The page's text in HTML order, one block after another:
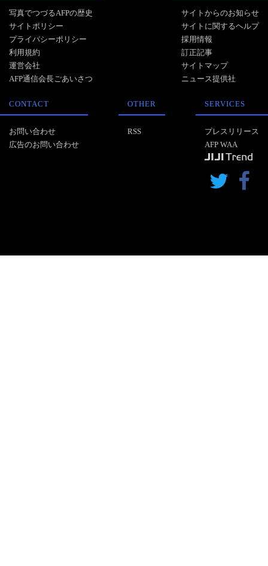
写真でつづるAFPの歴史
サイトポリシー
プライバシーポリシー
利用規約
運営会社
AFP通信会長ごあいさつ
サイトからのお知らせ
サイトに関するヘルプ
採用情報
訂正記事
サイトマップ
ニュース提供社
CONTACT
お問い合わせ
広告のお問い合わせ
OTHER
RSS
SERVICES
プレスリリース
AFP WAA